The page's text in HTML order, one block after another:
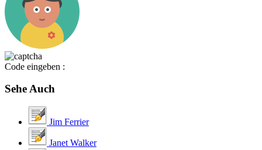
Code eingeben :
Sehe Auch
Jim Ferrier
Janet Walker